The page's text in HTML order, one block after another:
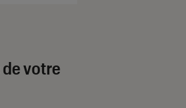
votre